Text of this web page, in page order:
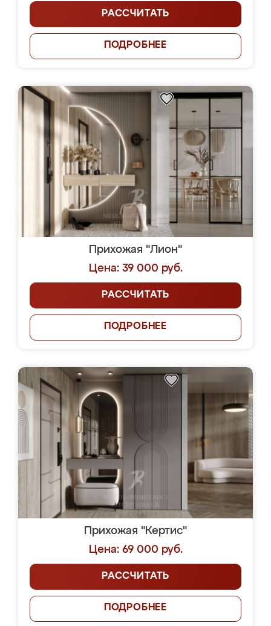
РАССЧИТАТЬ
ПОДРОБНЕЕ
Прихожая "Лион"
Цена: 39 000 руб.
РАССЧИТАТЬ
ПОДРОБНЕЕ
Прихожая "Кертис"
Цена: 69 000 руб.
РАССЧИТАТЬ
ПОДРОБНЕЕ